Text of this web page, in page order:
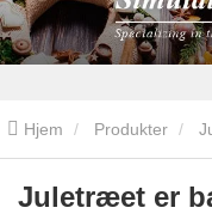
Hjem Produkter
Juletræet er bare grene
Juletræet er